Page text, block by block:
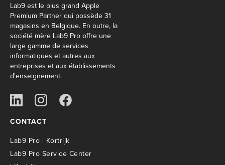
Lab9 est le plus grand Apple
Premium Partner qui possède 31
magasins en Belgique. En outre, la
société mère Lab9 Pro offre une
large gamme de services
informatiques et autres aux
entreprises et aux établissements
d'enseignement.
CONTACT
Lab9 Pro | Kortrijk
Lab9 Pro Service Center